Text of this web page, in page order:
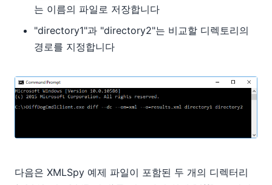
는 이름의 파일로 저장합니다
"directory1"과 "directory2"는 비교할 디렉토리의
경로를 지정합니다
다음은 XMLSpy 예제 파일이 포함된 두 개의 디렉터리